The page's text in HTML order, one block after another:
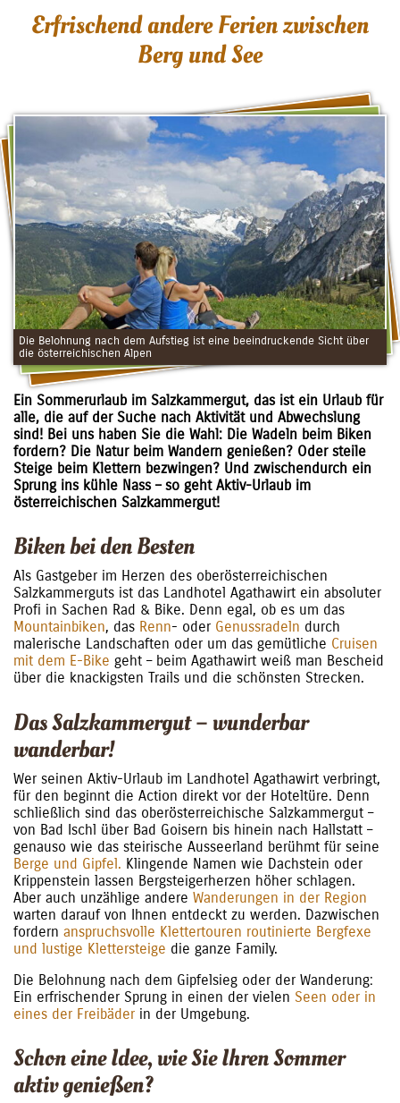
Erfrischend andere Ferien zwischen
Berg und See
Die Belohnung nach dem Aufstieg ist eine beeindruckende Sicht über
die österreichischen Alpen
Ein Sommerurlaub im Salzkammergut, das ist ein Urlaub für
alle, die auf der Suche nach Aktivität und Abwechslung
sind! Bei uns haben Sie die Wahl: Die Wadeln beim Biken
fordern? Die Natur beim Wandern genießen? Oder steile
Steige beim Klettern bezwingen? Und zwischendurch ein
Sprung ins kühle Nass – so geht Aktiv-Urlaub im
österreichischen Salzkammergut!
Biken bei den Besten
Als Gastgeber im Herzen des oberösterreichischen
Salzkammerguts ist das Landhotel Agathawirt ein absoluter
Profi in Sachen Rad & Bike. Denn egal, ob es um das
Mountainbiken, das Renn- oder Genussradeln durch
malerische Landschaften oder um das gemütliche Cruisen
mit dem E-Bike geht – beim Agathawirt weiß man Bescheid
über die knackigsten Trails und die schönsten Strecken.
Das Salzkammergut – wunderbar
wanderbar!
Wer seinen Aktiv-Urlaub im Landhotel Agathawirt verbringt,
für den beginnt die Action direkt vor der Hoteltüre. Denn
schließlich sind das oberösterreichische Salzkammergut –
von Bad Ischl über Bad Goisern bis hinein nach Hallstatt –
genauso wie das steirische Ausseerland berühmt für seine
Berge und Gipfel. Klingende Namen wie Dachstein oder
Krippenstein lassen Bergsteigerherzen höher schlagen.
Aber auch unzählige andere Wanderungen in der Region
warten darauf von Ihnen entdeckt zu werden. Dazwischen
fordern anspruchsvolle Klettertouren routinierte Bergfexe
und lustige Klettersteige die ganze Family.
Die Belohnung nach dem Gipfelsieg oder der Wanderung:
Ein erfrischender Sprung in einen der vielen Seen oder in
eines der Freibäder in der Umgebung.
Schon eine Idee, wie Sie Ihren Sommer
aktiv genießen?